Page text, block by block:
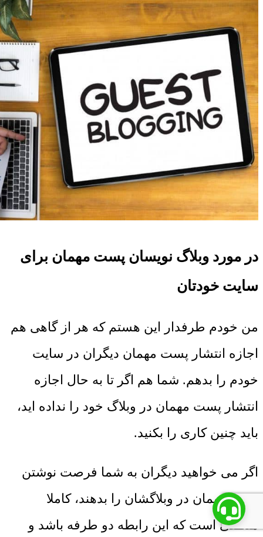
در مورد وبلاگ نویسان پست مهمان برای
سایت خودتان
من خودم طرفدار این هستم که هر از گاهی هم
اجازه انتشار پست مهمان دیگران در سایت
خودم را بدهم. شما هم اگر تا به حال اجازه
انتشار پست مهمان در وبلاگ خود را نداده اید،
باید چنین کاری را بکنید.
اگر می خواهید دیگران به شما فرصت نوشتن
پست مهمان در وبلاگشان را بدهند، کاملا
منطقی است که این رابطه دو طرفه باشد و